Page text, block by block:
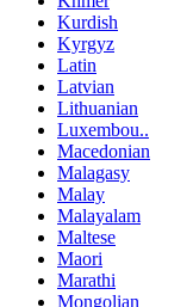
Kurdish
Kyrgyz
Latin
Latvian
Lithuanian
Luxembou..
Macedonian
Malagasy
Malay
Malayalam
Maltese
Maori
Marathi
Mongolian